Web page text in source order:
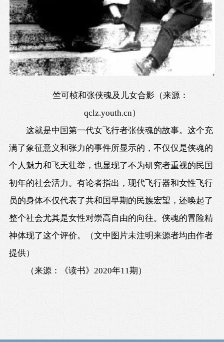
竺可桢和张侠魂及儿女合影（来源：
qclz.youth.cn）
这就是中国第一代女飞行者张侠魂的故事。这个充
满了象征意义和张力的事件所显示的，不仅仅是侠魂的
个人魅力和飞天壮举，也显现了不为研究者重视的民国
初年的社会活力。有论者指出，现代飞行器和女性飞行
员的身体不仅代表了共和国早期的民族宏望，还唤起了
整个社会尤其是女性对崇高自由的向往。侠魂的冒险精
神体现了这个评价。（文中图片未注明来源者均由作者
提供）
（来源：《读书》2020年11期 ）